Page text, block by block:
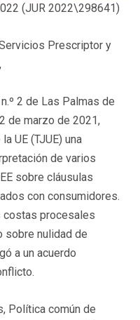
(JUR 2022\298641)
Prescriptor y
2 de Las Palmas de
de marzo de 2021,
UE (TJUE) una
de varios
sobre cláusulas
con consumidores.
costas procesales
sobre nulidad de
a un acuerdo
Política común de